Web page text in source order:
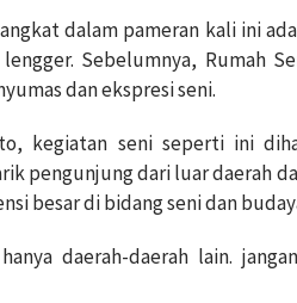
dalam pameran kali ini
Sebelumnya, Rumah
dan ekspresi seni.
kegiatan seni seperti ini
pengunjung dari luar daerah
besar di bidang seni dan
daerah-daerah lain.